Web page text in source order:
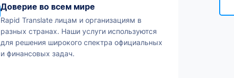
Доверие во всем мире
Rapid Translate лицам и организациям в
разных странах. Наши услуги используются
для решения широкого спектра официальных
и финансовых задач.